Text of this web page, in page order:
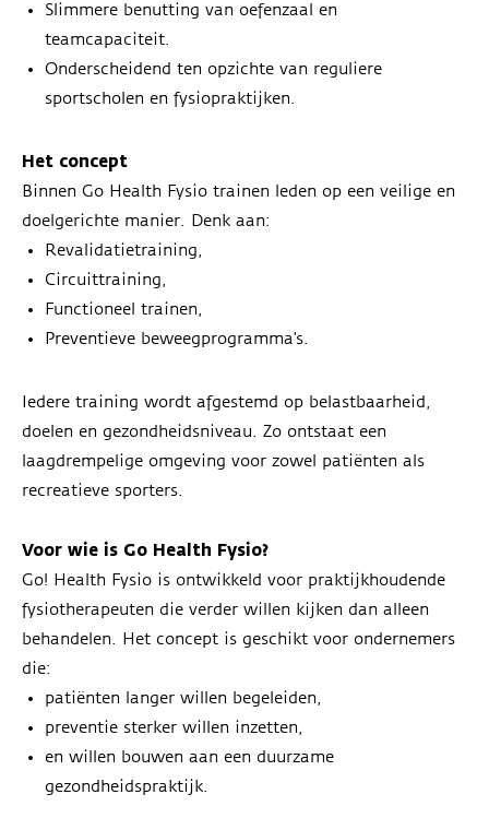
Slimmere benutting van oefenzaal en
teamcapaciteit.
Onderscheidend ten opzichte van reguliere
sportscholen en fysiopraktijken.
Het concept
Binnen Go Health Fysio trainen leden op een veilige en
doelgerichte manier. Denk aan:
Revalidatietraining,
Circuittraining,
Functioneel trainen,
Preventieve beweegprogramma’s.
Iedere training wordt afgestemd op belastbaarheid,
doelen en gezondheidsniveau. Zo ontstaat een
laagdrempelige omgeving voor zowel patiënten als
recreatieve sporters.
Voor wie is Go Health Fysio?
Go! Health Fysio is ontwikkeld voor praktijkhoudende
fysiotherapeuten die verder willen kijken dan alleen
behandelen. Het concept is geschikt voor ondernemers
die:
patiënten langer willen begeleiden,
preventie sterker willen inzetten,
en willen bouwen aan een duurzame
gezondheidspraktijk.